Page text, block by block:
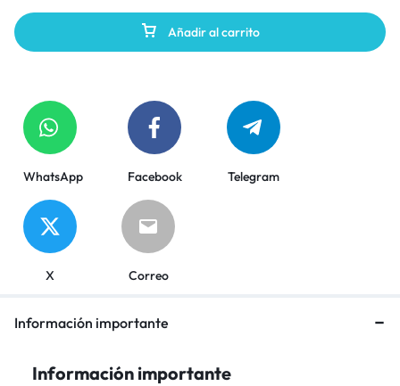
Añadir al carrito
WhatsApp Facebook Telegram
X Correo
Información importante
Información importante